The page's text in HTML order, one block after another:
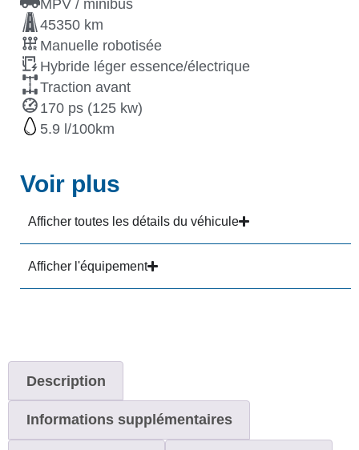
MPV / minibus
45350 km
Manuelle robotisée
Hybride léger essence/électrique
Traction avant
170 ps (125 kw)
5.9
Voir plus
Afficher toutes les détails du véhicule
Afficher l'équipement
Description
Informations supplémentaires